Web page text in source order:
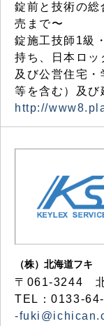
錠前と技術の総
売まで〜
錠施工技師1級
持ち、日本ロッ
及び公営住宅
等を含む）及び
http://
（株）北海道フキ
〒061-3244
TEL：0133-
-